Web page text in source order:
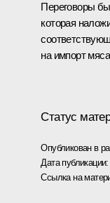
Переговоры
которая
на импорт
Статус
Опубликован в
Дата публикации:
Ссылка на